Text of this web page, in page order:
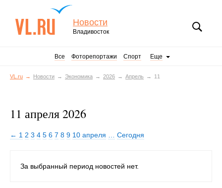
Новости
Владивосток
Все Фоторепортажи Спорт Еще
VL.ru Новости Экономика 2026 Апрель 11
11 апреля 2026
← 1 2 3 4 5 6 7 8 9 10 апреля Сегодня
За выбранный период новостей нет.